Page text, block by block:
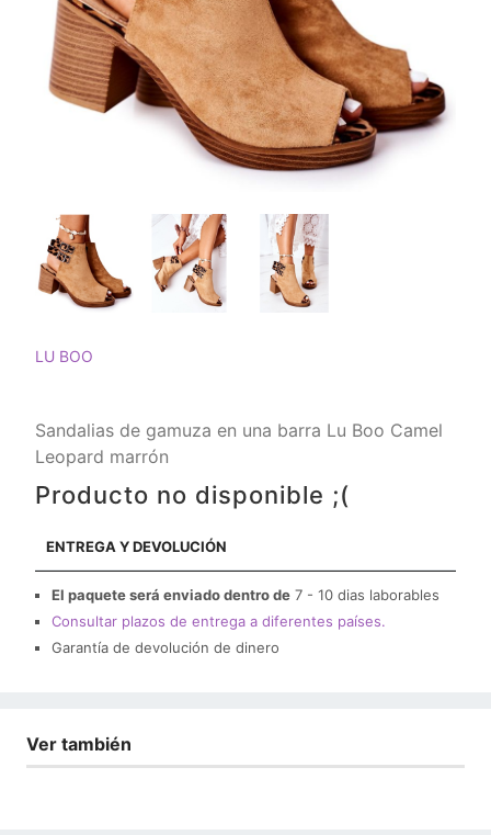
LU BOO
Sandalias de gamuza en una barra Lu Boo Camel
Leopard marrón
Producto no disponible ;(
ENTREGA Y DEVOLUCIÓN
El paquete será enviado dentro de 7 - 10 dias laborables
Consultar plazos de entrega a diferentes países.
Garantía de devolución de dinero
Ver también